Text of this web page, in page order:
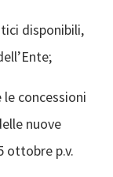
disponibili,
concessioni
nuove
ottobre p.v.